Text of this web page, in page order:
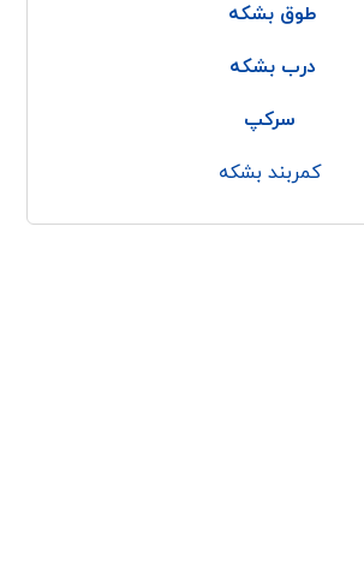
طوق بشکه
درب بشکه
سرکپ
کمربند بشکه